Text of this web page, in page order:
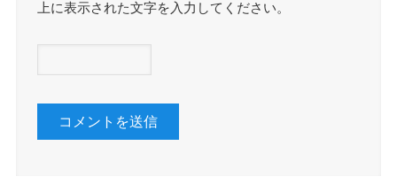
上に表示された文字を入力してください。